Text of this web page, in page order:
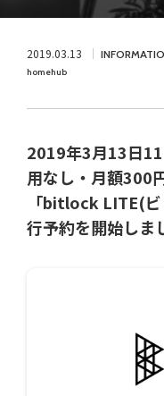
2019.03.13
homehub
2019年3月13日
用なし・月額300
「bitlock LITE(
行予約を開始しま